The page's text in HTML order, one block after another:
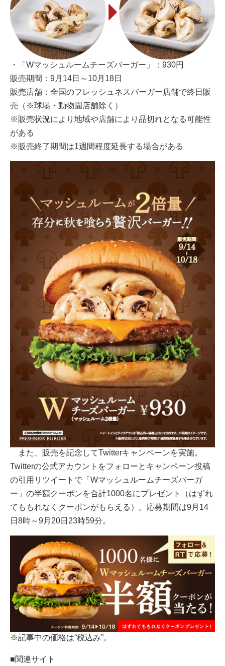
・「Wマッシュルームチーズバーガー」：930円
販売期間：9月14日～10月18日
販売店舗：全国のフレッシュネスバーガー店舗で終日販
売（※球場・動物園店舗除く）
※販売状況により地域や店舗により品切れとなる可能性
がある
※販売終了期間は1週間程度延長する場合がある
また、販売を記念してTwitterキャンペーンを実施。
Twitterの公式アカウントをフォローとキャンペーン投稿
の引用リツイートで「Wマッシュルームチーズバーガ
ー」の半額クーポンを合計1000名にプレゼント（はずれ
てももれなくクーポンがもらえる）。応募期間は9月14
日8時～9月20日23時59分。
※記事中の価格は“税込み”。
■関連サイト